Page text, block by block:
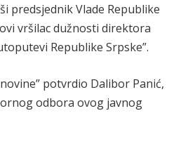
predsjednik Vlade Republike
vršilac dužnosti direktora
Republike Srpske”.
potvrdio Dalibor Panić,
odbora ovog javnog